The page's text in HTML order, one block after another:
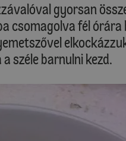
gyorsan
csomagolva fél
széle barnulni kezd.